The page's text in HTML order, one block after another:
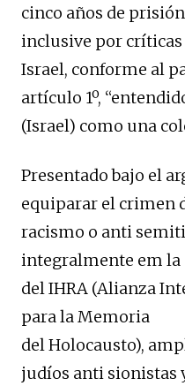
cinco años de
inclusive por críticas
Israel, conforme al
artículo 1º,
(Israel) como una
Presentado bajo el
equiparar el crimen
racismo o anti
integralmente em
del IHRA (Alianza
para la Memoria
del Holocausto),
judíos anti sionistas